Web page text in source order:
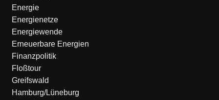
Energie
Energienetze
Energiewende
Erneuerbare Energien
Finanzpolitik
Floßtour
Greifswald
Hamburg/Lüneburg